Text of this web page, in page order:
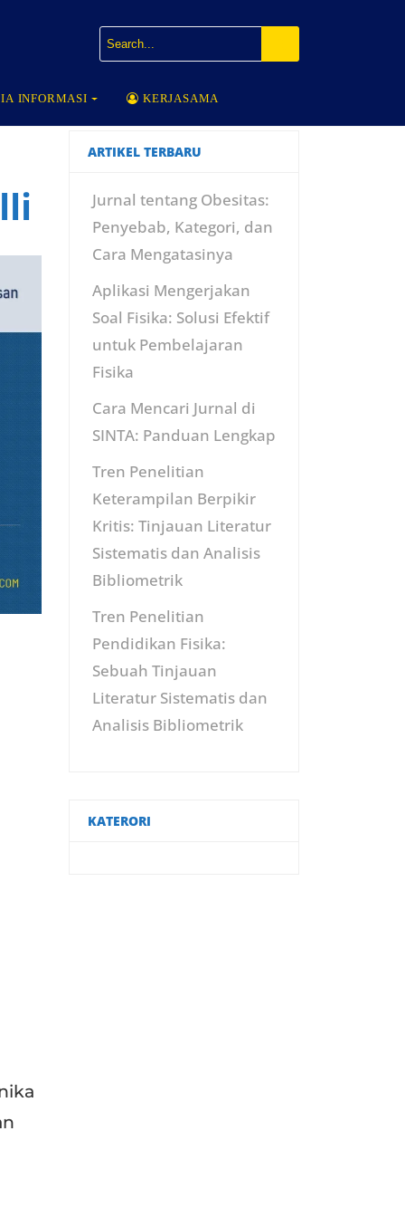
INFORMASI KERJASAMA
ARTIKEL TERBARU
Jurnal tentang Obesitas:
Penyebab, Kategori, dan
Cara Mengatasinya
Aplikasi Mengerjakan
Soal Fisika: Solusi Efektif
untuk Pembelajaran
Fisika
Cara Mencari Jurnal di
SINTA: Panduan Lengkap
Tren Penelitian
Keterampilan Berpikir
Kritis: Tinjauan Literatur
Sistematis dan Analisis
Bibliometrik
Tren Penelitian
Pendidikan Fisika:
Sebuah Tinjauan
Literatur Sistematis dan
Analisis Bibliometrik
KATERORI